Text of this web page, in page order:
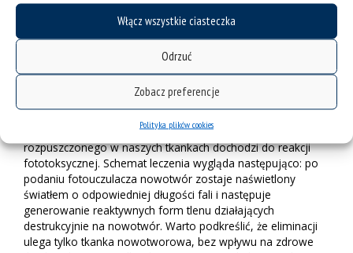
Włącz wszystkie ciasteczka
Odrzuć
Zobacz preferencje
Polityka plików cookies
Na rynku światowym znana jest terapia fotodynamiczna
(PDT) będąca metodą naświetlania nowotworów, o wiele
mniej wyniszczającą organizm człowieka niż chemioterapia,
– Ta metoda jest mało znana w Polsce ze względu na jej
specyfikę, koszty oraz niektóre ograniczenia – stwierdza
wykorzystania substancji fotouczulającej, światła i tlenu
rozpuszczonego w naszych tkankach dochodzi do reakcji
fototoksycznej. Schemat leczenia wygląda następująco: po
podaniu fotouczulacza nowotwór zostaje naświetlony
światłem o odpowiedniej długości fali i następuje
generowanie reaktywnych form tlenu działających
destrukcyjnie na nowotwór. Warto podkreślić, że eliminacji
ulega tylko tkanka nowotworowa, bez wpływu na zdrowe